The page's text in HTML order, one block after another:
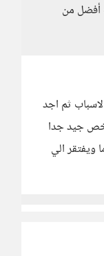
أفضل من
ثم اجد
شخص جيد جدا
الي